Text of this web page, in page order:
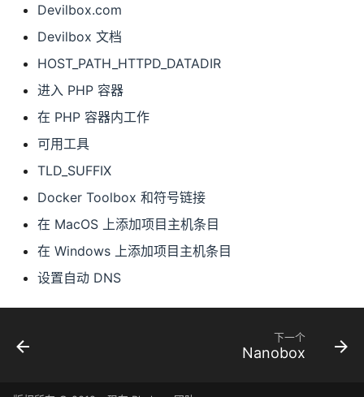
Devilbox.com
Devilbox 文档
HOST_PATH_HTTPD_DATADIR
进入 PHP 容器
在 PHP 容器内工作
可用工具
TLD_SUFFIX
Docker Toolbox 和符号链接
在 MacOS 上添加项目主机条目
在 Windows 上添加项目主机条目
设置自动 DNS
下一个
Nanobox